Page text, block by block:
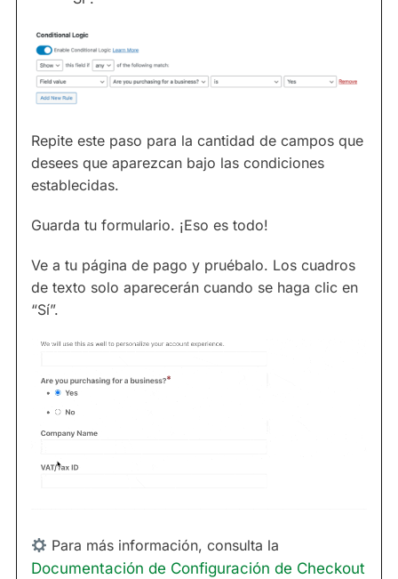
Repite este paso para la cantidad de campos que
desees que aparezcan bajo las condiciones
establecidas.
Guarda tu formulario. ¡Eso es todo!
Ve a tu página de pago y pruébalo. Los cuadros
de texto solo aparecerán cuando se haga clic en
“Sí”.
Para más información, consulta la
Documentación de Configuración de Checkout